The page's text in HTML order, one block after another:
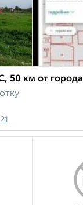
50 км от города